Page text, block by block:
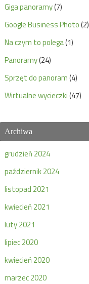
Giga panoramy(7)
Google Business Photo(2)
Na czym to polega(1)
Panoramy(24)
Sprzęt do panoram(4)
Wirtualne wycieczki(47)
Archiwa
grudzień 2024
październik 2024
listopad 2021
kwiecień 2021
luty 2021
lipiec 2020
kwiecień 2020
marzec 2020